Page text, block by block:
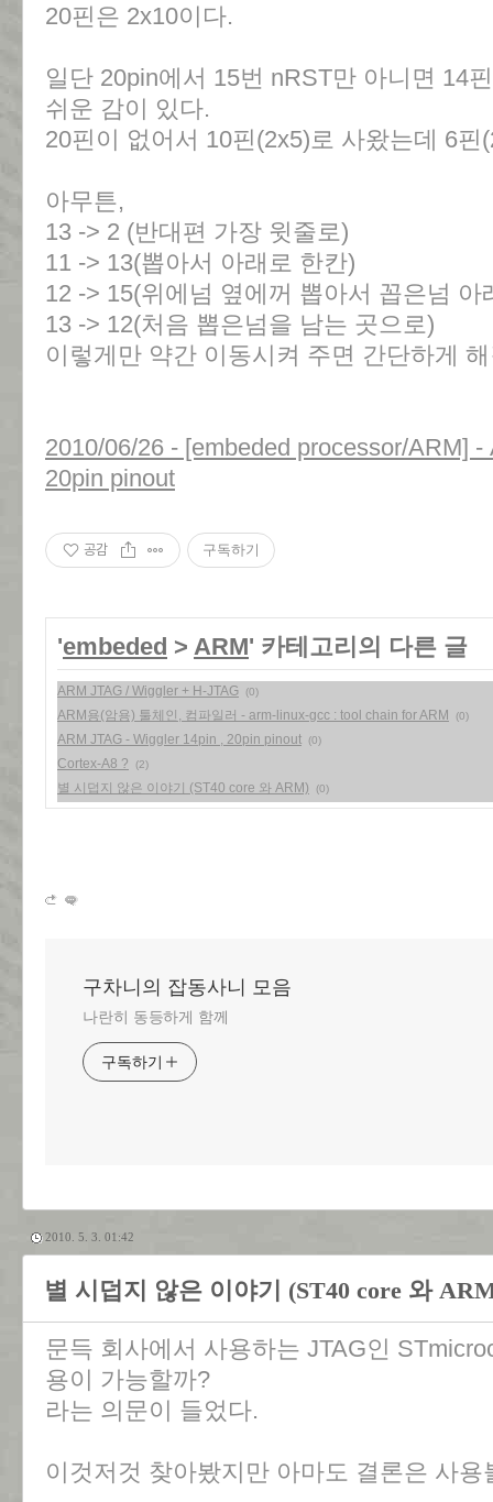
20핀은 2x10이다.
일단 20pin에서 15번 nRST만 아니면 14
쉬운 감이 있다.
20핀이 없어서 10핀(2x5)로 사왔는데 6
아무튼,
13 -> 2 (반대편 가장 윗줄로)
11 -> 13(뽑아서 아래로 한칸)
12 -> 15(위에넘 옆에꺼 뽑아서 꼽은넘 아
13 -> 12(처음 뽑은넘을 남는 곳으로)
이렇게만 약간 이동시켜 주면 간단하게
2010/06/26 - [embeded processor/ARM]
20pin pinout
공감 구독하기
'embeded > ARM' 카테고리의 다른 글
ARM JTAG / Wiggler + H-JTAG (0)
ARM용(암용) 툴체인, 컴파일러 - arm-linux-gcc : tool chain for ARM (0)
ARM JTAG - Wiggler 14pin , 20pin pinout (0)
Cortex-A8 ? (2)
별 시덥지 않은 이야기 (ST40 core 와 ARM) (0)
구차니의 잡동사니 모음
나란히 동등하게 함께
구독하기
2010. 5. 3. 01:42
별 시덥지 않은 이야기 (ST40 core 와
문득 회사에서 사용하는 JTAG인
용이 가능할까?
라는 의문이 들었다.
이것저것 찾아봤지만 아마도 결론은 사용